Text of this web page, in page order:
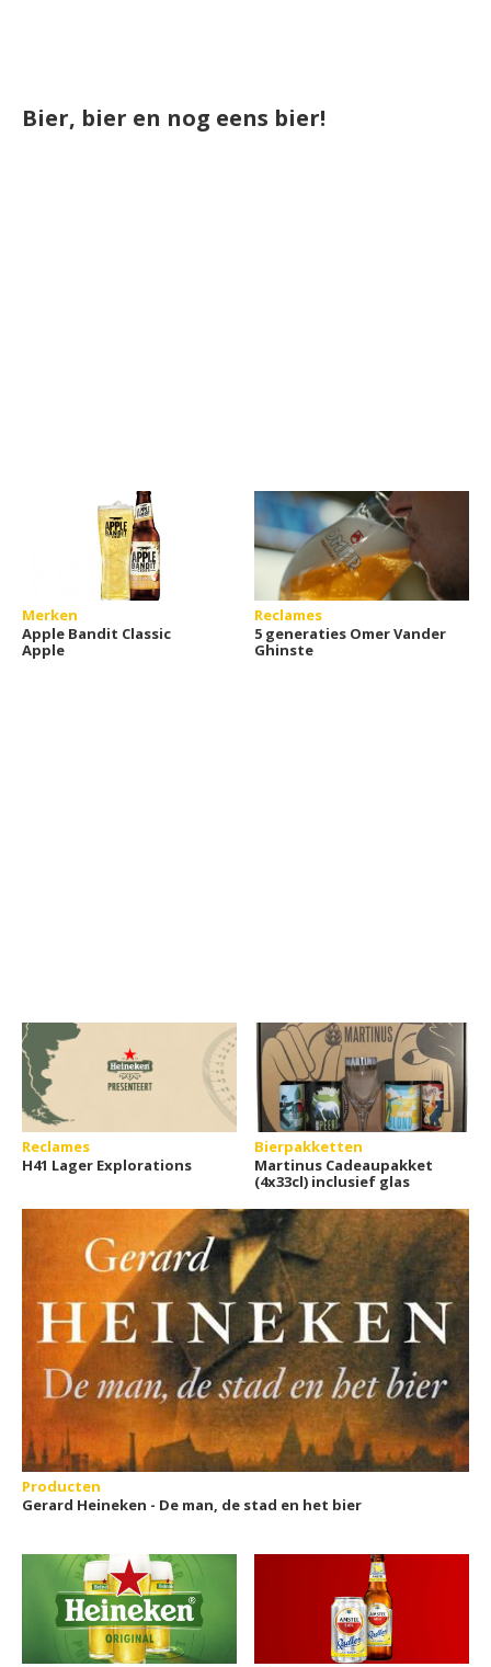
Bier, bier en nog eens bier!
Merken
Apple Bandit Classic
Apple
Reclames
5 generaties Omer Vander
Ghinste
Reclames
H41 Lager Explorations
Bierpakketten
Martinus Cadeaupakket
(4x33cl) inclusief glas
Producten
Gerard Heineken - De man, de stad en het bier